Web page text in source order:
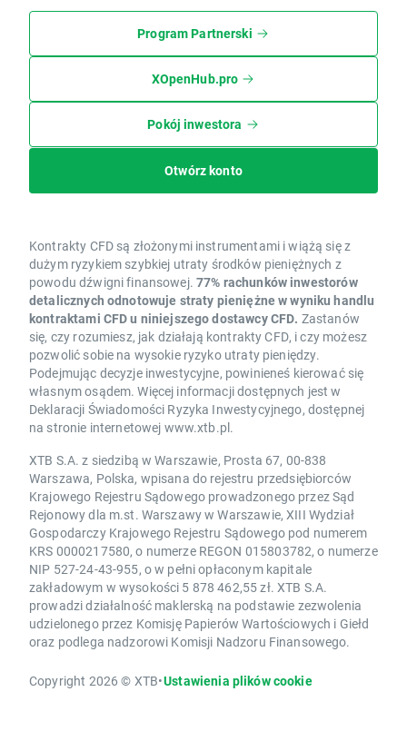
Program Partnerski
XOpenHub.pro
Pokój inwestora
Otwórz konto
Kontrakty CFD są złożonymi instrumentami i wiążą się z
dużym ryzykiem szybkiej utraty środków pieniężnych z
powodu dźwigni finansowej. 77% rachunków inwestorów
detalicznych odnotowuje straty pieniężne w wyniku handlu
kontraktami CFD u niniejszego dostawcy CFD. Zastanów
się, czy rozumiesz, jak działają kontrakty CFD, i czy możesz
pozwolić sobie na wysokie ryzyko utraty pieniędzy.
Podejmując decyzje inwestycyjne, powinieneś kierować się
własnym osądem. Więcej informacji dostępnych jest w
Deklaracji Świadomości Ryzyka Inwestycyjnego, dostępnej
na stronie internetowej www.xtb.pl.
XTB S.A. z siedzibą w Warszawie, Prosta 67, 00-838
Warszawa, Polska, wpisana do rejestru przedsiębiorców
Krajowego Rejestru Sądowego prowadzonego przez Sąd
Rejonowy dla m.st. Warszawy w Warszawie, XIII Wydział
Gospodarczy Krajowego Rejestru Sądowego pod numerem
KRS 0000217580, o numerze REGON 015803782, o numerze
NIP 527-24-43-955, o w pełni opłaconym kapitale
zakładowym w wysokości 5 878 462,55 zł. XTB S.A.
prowadzi działalność maklerską na podstawie zezwolenia
udzielonego przez Komisję Papierów Wartościowych i Giełd
oraz podlega nadzorowi Komisji Nadzoru Finansowego.
Copyright 2026 © XTB•Ustawienia plików cookie